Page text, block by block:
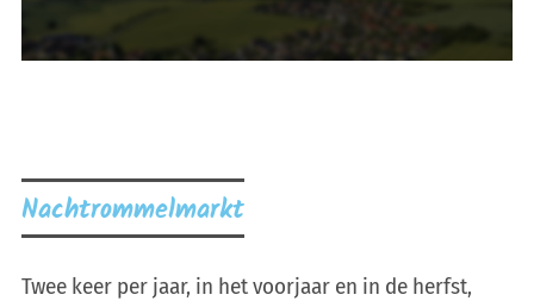
Nachtrommelmarkt
Twee keer per jaar, in het voorjaar en in de herfst,